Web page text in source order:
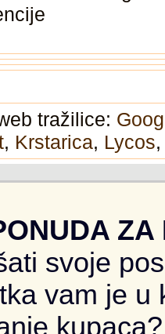
tražilice:
, Krstarica, Lycos
ZA
svoje
vam je